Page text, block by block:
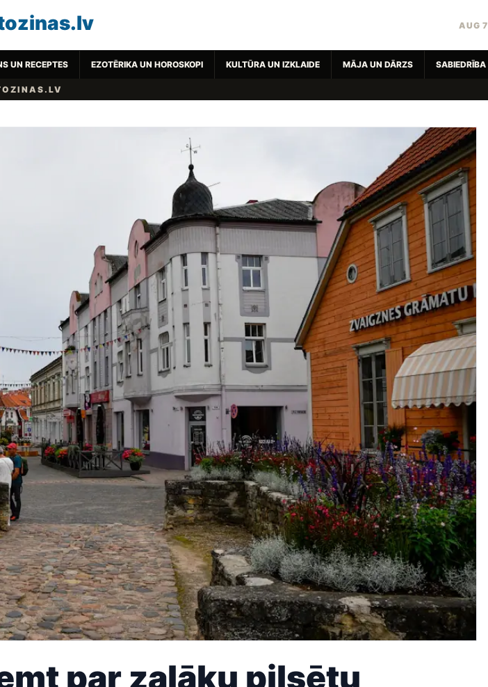
AUG 7
UN RECEPTES EZOTĒRIKA UN HOROSKOPI KULTŪRA UN IZKLAIDE MĀJA UN DĀRZS
par zaļāku pilsētu